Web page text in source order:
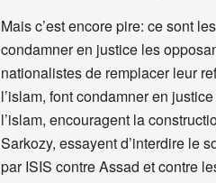
Mais c’est encore pire: ce sont
condamner en justice les
nationalistes de remplacer leur
l’islam, font condamner en
l’islam, encouragent la
Sarkozy, essayent d’interdire le
par ISIS contre Assad et contre